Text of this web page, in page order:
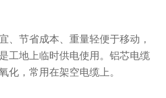
、节省成本、重量轻便于移动，
工地上临时供电使用。铝芯电缆
化，常用在架空电缆上。